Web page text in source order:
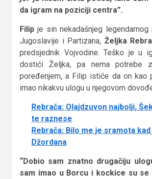
da igram na poziciji centra”.
Filip je sin nekadašnjeg legendarnog
Jugoslavije i Partizana, Željka
predsjednik Vojvodine. Teško je u
dostići Željka, pa nema potrebe
poređenjem, a Filip ističe da on kao
imao nikakvu ulogu u njegovom
Rebrača: Olajdzuvon najbolji,
te raznese
Rebrača: Bilo me je sramota
Džordana
“Dobio sam znatno drugačiju
sam imao u Borcu i kockice su se